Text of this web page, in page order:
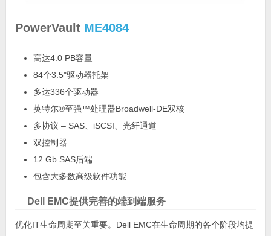
PowerVault ME4084
高达4.0 PB容量
84个3.5"驱动器托架
多达336个驱动器
英特尔®至强™处理器Broadwell-DE双核
多协议 – SAS、iSCSI、光纤通道
双控制器
12 Gb SAS后端
包含大多数高级软件功能
Dell EMC提供完善的端到端服务
优化IT生命周期至关重要。Dell EMC在生命周期的各个阶段均提